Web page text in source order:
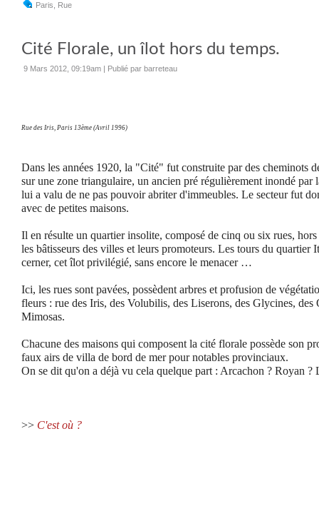
Paris Rue
Cité Florale, un îlot hors du temps.
9 Mars 2012, 09:19am | Publié par barreteau
Rue des Iris, Paris 13ème (Avril 1996)
Dans les années 1920, la "Cité" fut construite par des cheminots
sur une zone triangulaire, un ancien pré régulièrement inondé par
lui a valu de ne pas pouvoir abriter d'immeubles. Le secteur fut
avec de petites maisons.
Il en résulte un quartier insolite, composé de cinq ou six rues,
les bâtisseurs des villes et leurs promoteurs. Les tours du quartier
cerner, cet îlot privilégié, sans encore le menacer …
Ici, les rues sont pavées, possèdent arbres et profusion de
fleurs : rue des Iris, des Volubilis, des Liserons, des Glycines,
Mimosas.
Chacune des maisons qui composent la cité florale possède son
faux airs de villa de bord de mer pour notables provinciaux.
On se dit qu'on a déjà vu cela quelque part : Arcachon ? Royan ?
>> C'est où ?